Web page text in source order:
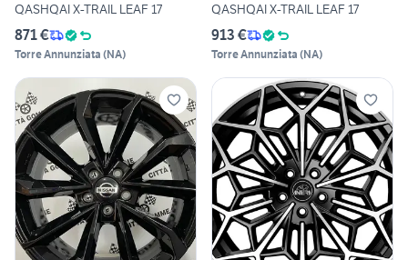
QASHQAI X-TRAIL LEAF 17
871 €
Torre Annunziata (NA)
QASHQAI X-TRAIL LEAF 17
913 €
Torre Annunziata (NA)